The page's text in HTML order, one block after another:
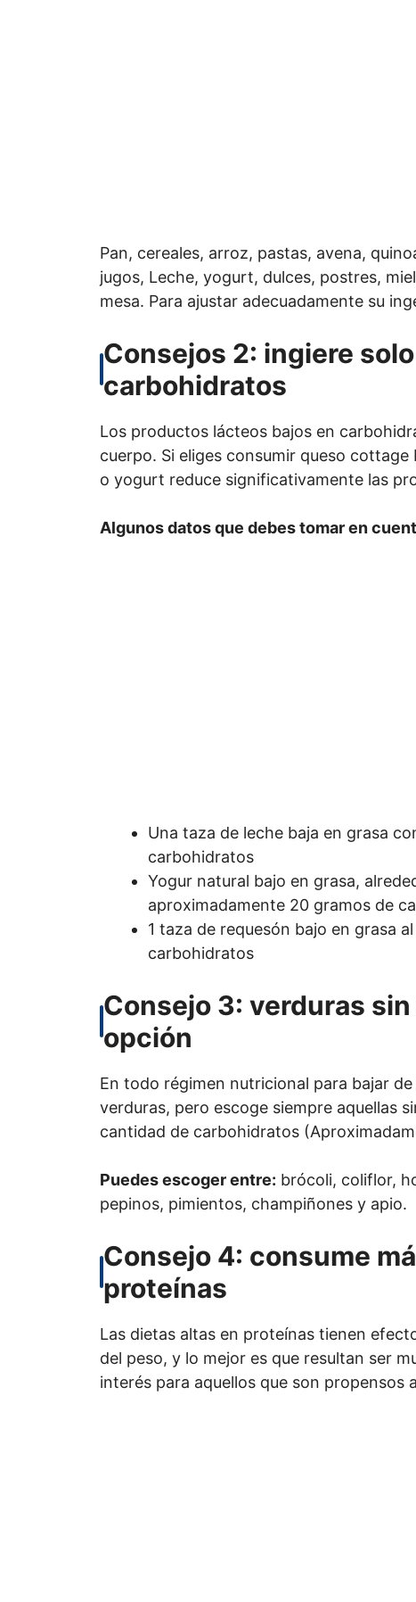
Pan, cereales, arroz, pastas, avena,
jugos, Leche, yogurt, dulces, postres,
mesa. Para ajustar adecuadamente su
Consejos 2: ingiere
carbohidratos
Los productos lácteos bajos en
cuerpo. Si eliges consumir queso
o yogurt reduce significativamente las
Algunos datos que debes tomar en
Una taza de leche baja en grasa
carbohidratos
Yogur natural bajo en grasa,
aproximadamente 20 gramos de
1 taza de requesón bajo en grasa
carbohidratos
Consejo 3: verduras
opción
En todo régimen nutricional para bajar
verduras, pero escoge siempre aquellas
cantidad de carbohidratos
Puedes escoger entre: brócoli, coliflor,
pepinos, pimientos, champiñones y apio.
Consejo 4: consume
proteínas
Las dietas altas en proteínas tienen
del peso, y lo mejor es que resultan ser
interés para aquellos que son propensos